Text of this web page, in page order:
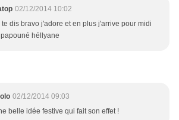
02/12/2014 10:02
te dis bravo j'adore et en plus j'arrive pour midi
héllyane
02/12/2014 09:03
belle idée festive qui fait son effet !